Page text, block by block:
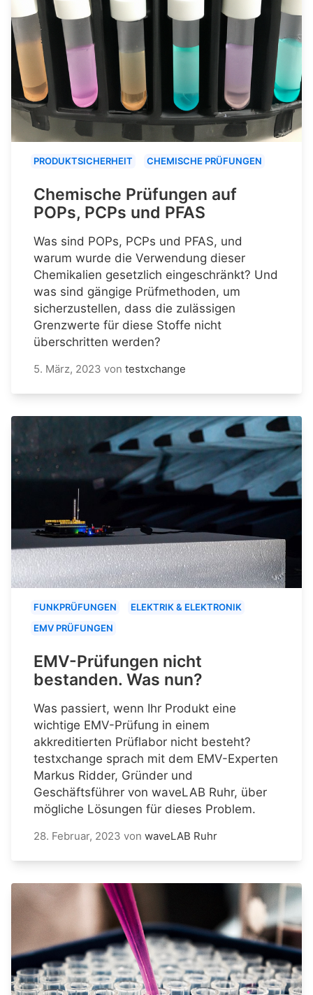
PRODUKTSICHERHEIT CHEMISCHE PRÜFUNGEN
Chemische Prüfungen auf
POPs, PCPs und PFAS
Was sind POPs, PCPs und PFAS, und
warum wurde die Verwendung dieser
Chemikalien gesetzlich eingeschränkt? Und
was sind gängige Prüfmethoden, um
sicherzustellen, dass die zulässigen
Grenzwerte für diese Stoffe nicht
überschritten werden?
5. März, 2023 von testxchange
FUNKPRÜFUNGEN
ELEKTRIK & ELEKTRONIK
EMV PRÜFUNGEN
EMV-Prüfungen nicht
bestanden. Was nun?
Was passiert, wenn Ihr Produkt eine
wichtige EMV-Prüfung in einem
akkreditierten Prüflabor nicht besteht?
testxchange sprach mit dem EMV-Experten
Markus Ridder, Gründer und
Geschäftsführer von waveLAB Ruhr, über
mögliche Lösungen für dieses Problem.
28. Februar, 2023 von waveLAB Ruhr